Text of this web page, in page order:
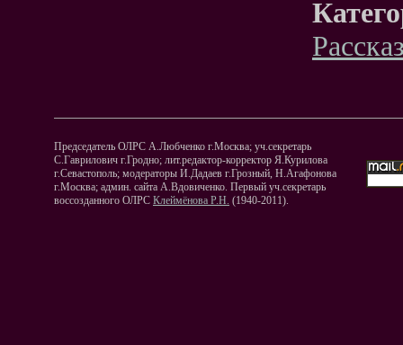
Председатель ОЛРС А.Любченко г.Москва; уч.секретарь
С.Гаврилович г.Гродно; лит.редактор-корректор Я.Курилова
г.Севастополь; модераторы И.Дадаев г.Грозный, Н.Агафонова
г.Москва; админ. сайта А.Вдовиченко. Первый уч.секретарь
воссозданного ОЛРС Клеймёнова Р.Н. (1940-2011).